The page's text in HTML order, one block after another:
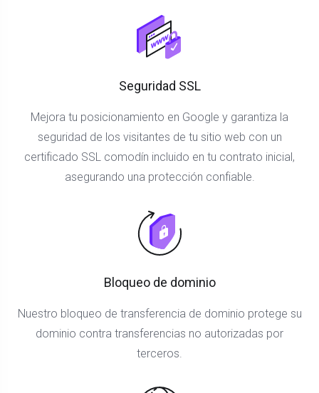
Seguridad SSL
Mejora tu posicionamiento en Google y garantiza la
seguridad de los visitantes de tu sitio web con un
certificado SSL comodín incluido en tu contrato inicial,
asegurando una protección confiable.
Bloqueo de dominio
Nuestro bloqueo de transferencia de dominio protege su
dominio contra transferencias no autorizadas por
terceros.